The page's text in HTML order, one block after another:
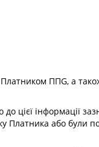
ППG, а
цієї інформації
Платника або були